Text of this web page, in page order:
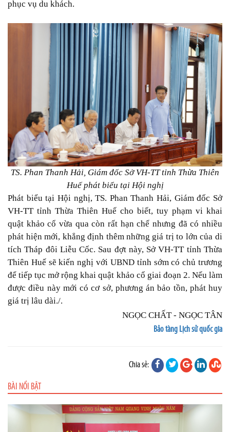
phục vụ du khách.
TS. Phan Thanh Hải, Giám đốc Sở VH-TT tỉnh Thừa Thiên
Huế phát biểu tại Hội nghị
Phát biểu tại Hội nghị, TS. Phan Thanh Hải, Giám đốc Sở
VH-TT tỉnh Thừa Thiên Huế cho biết, tuy phạm vi khai
quật khảo cổ vừa qua còn rất hạn chế nhưng đã có nhiều
phát hiện mới, khẳng định thêm những giá trị to lớn của di
tích Tháp đôi Liễu Cốc. Sau đợt này, Sở VH-TT tỉnh Thừa
Thiên Huế sẽ kiến nghị với UBND tỉnh sớm có chủ trương
để tiếp tục mở rộng khai quật khảo cổ giai đoạn 2. Nếu làm
được điều này mới có cơ sở, phương án bảo tồn, phát huy
giá trị lâu dài./.
NGỌC CHẤT - NGỌC TÂN
Bảo tàng Lịch sử quốc gia
Chia sẻ:
BÀI NỔI BẬT